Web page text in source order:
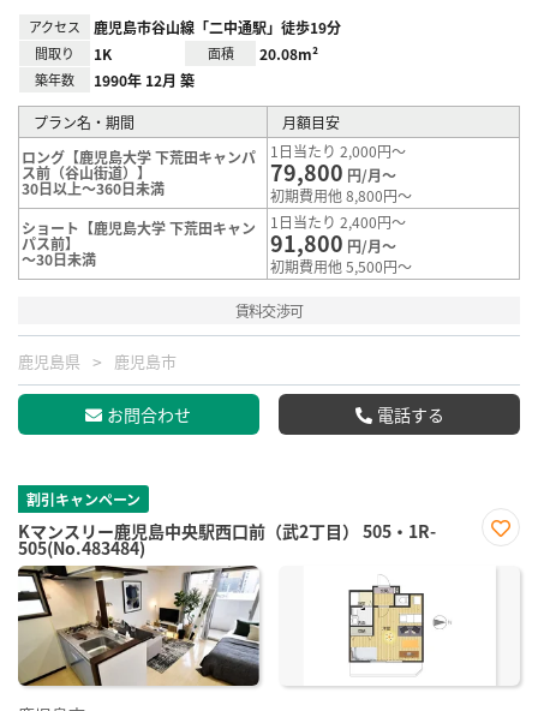
アクセス 鹿児島市谷山線「二中通駅」徒歩19分
間取り 1K 面積 20.08m²
築年数 1990年 12月 築
プラン名・期間
月額目安
ロング【鹿児島大学 下荒田キャンパ
ス前（谷山街道）】
30日以上～360日未満
1日当たり 2,000円～
79,800 円/月～
初期費用他 8,800円～
ショート【鹿児島大学 下荒田キャン
パス前】
～30日未満
1日当たり 2,400円～
91,800 円/月～
初期費用他 5,500円～
賃料交渉可
鹿児島県 鹿児島市
お問合わせ 電話する
割引キャンペーン
Kマンスリー鹿児島中央駅西口前（武2丁目） 505・1R-
505(No.483484)
に入